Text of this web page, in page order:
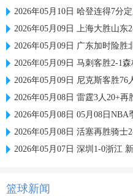
2026年05月10日 哈登连得7分定胜局！
2026年05月09日 上海大胜山东2-0晋
2026年05月09日 广东加时险胜北京
2026年05月09日 马刺客胜2-1森
2026年05月09日 尼克斯客胜76人3-0
2026年05月08日 雷霆3人20+再胜2-
2026年05月08日 05月08日NBA季
2026年05月08日 活塞再胜骑士2-0领
2026年05月07日 深圳1-0浙江 新科
篮球新闻